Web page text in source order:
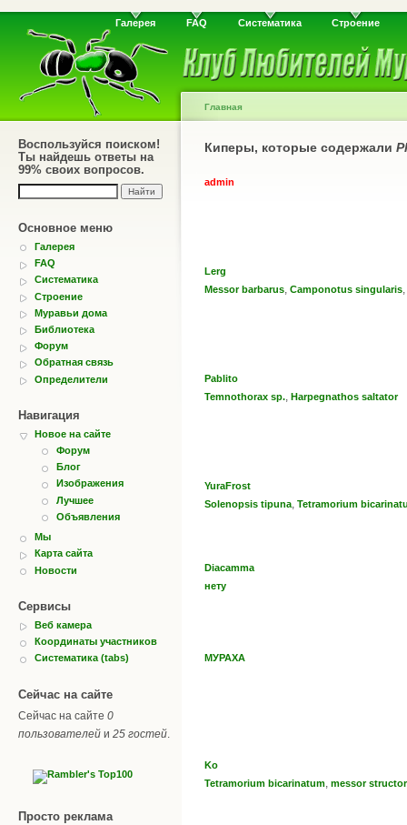
Галерея FAQ Систематика Строение
Воспользуйся поиском!
Ты найдешь ответы на
99% своих вопросов.
Основное меню
Галерея
FAQ
Систематика
Строение
Муравьи дома
Библиотека
Форум
Обратная связь
Определители
Навигация
Новое на сайте
Форум
Блог
Изображения
Лучшее
Объявления
Мы
Карта сайта
Новости
Сервисы
Веб камера
Координаты участников
Систематика (tabs)
Сейчас на сайте
Сейчас на сайте 0
пользователей и 25 гостей
Просто реклама
Главная
Киперы, которые содержали
admin
Lerg
Messor barbarus, Camponotus singularis,
Pablito
Temnothorax sp., Harpegnathos saltator
YuraFrost
Solenopsis tipuna, Tetramorium
Diacamma
нету
МУРАХА
Ko
Tetramorium bicarinatum, messor structor